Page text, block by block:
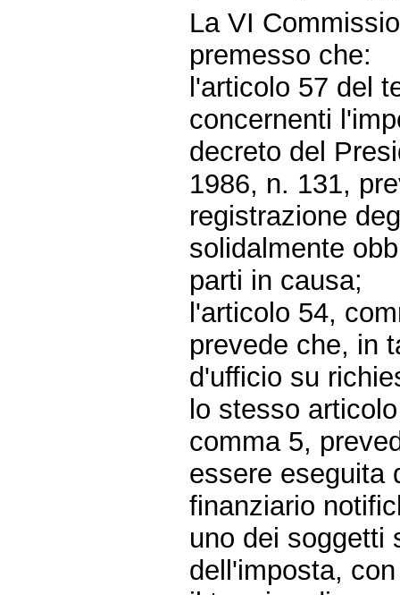
La VI
premesso che:
l'articolo 57 del
concernenti
decreto del
1986, n. 131,
registrazione
solidalmente
parti in causa;
l'articolo 54,
prevede che, in
d'ufficio su
lo stesso
comma 5,
essere eseguita
finanziario
uno dei soggetti
dell'imposta,